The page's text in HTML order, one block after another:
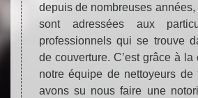
depuis de nombreuses
sont adressées aux
professionnels qui se trouve
de couverture. C’est grâce à la
notre équipe de nettoyeurs
avons su nous faire une